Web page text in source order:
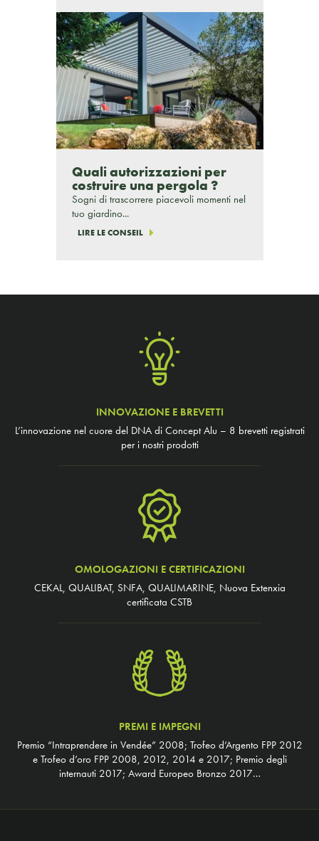
Quali autorizzazioni per
costruire una pergola ?
Sogni di trascorrere piacevoli momenti nel
tuo giardino...
LIRE LE CONSEIL
INNOVAZIONE E BREVETTI
L’innovazione nel cuore del DNA di Concept Alu – 8 brevetti registrati
per i nostri prodotti
OMOLOGAZIONI E CERTIFICAZIONI
CEKAL, QUALIBAT, SNFA, QUALIMARINE, Nuova Extenxia
certificata CSTB
PREMI E IMPEGNI
Premio “Intraprendere in Vendée” 2008; Trofeo d’Argento FPP 2012
e Trofeo d’oro FPP 2008, 2012, 2014 e 2017; Premio degli
internauti 2017; Award Europeo Bronzo 2017…